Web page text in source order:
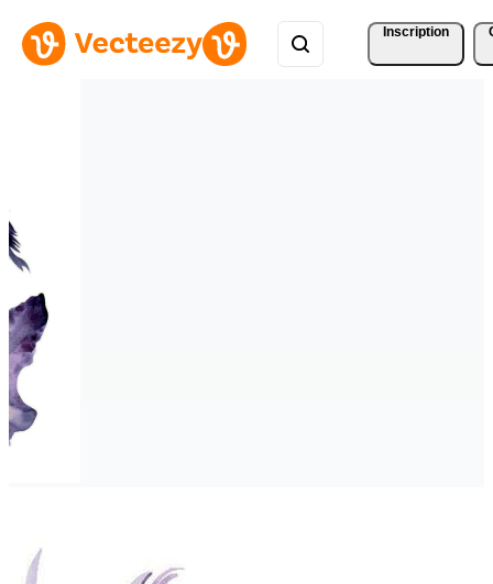
Inscription